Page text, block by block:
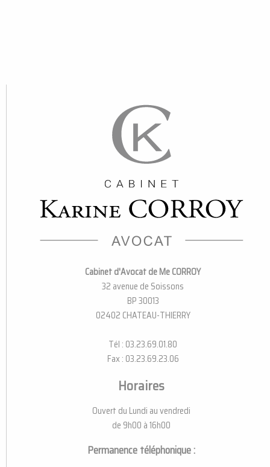
Cabinet d'Avocat de Me CORROY
32 avenue de Soissons
BP 30013
02402 CHATEAU-THIERRY
Tél : 03.23.69.01.80
Fax : 03.23.69.23.06
Horaires
Ouvert du Lundi au vendredi
de 9h00 à 16h00
Permanence téléphonique :